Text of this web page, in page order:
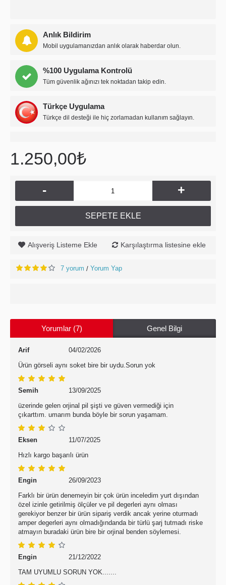
Anlık Bildirim
Mobil uygulamanızdan anlık olarak haberdar olun.
%100 Uygulama Kontrolü
Tüm güvenlik ağınızı tek noktadan takip edin.
Türkçe Uygulama
Türkçe dil desteği ile hiç zorlamadan kullanım sağlayın.
1.250,00₺
- +
SEPETE EKLE
Alışveriş Listeme Ekle Karşılaştırma listesine ekle
7 yorum / Yorum Yap
Yorumlar (7) Genel Bilgi
Arif
04/02/2026
Ürün görseli aynı soket bire bir uydu.Sorun yok
Semih
13/09/2025
üzerinde gelen orjinal pil şişti ve güven vermediği için
çıkarttım. umarım bunda böyle bir sorun yaşamam.
Eksen
11/07/2025
Hızlı kargo başarılı ürün
Engin
26/09/2023
Farklı bir ürün denemeyin bir çok ürün inceledim yurt dışından
özel izinle getirilmiş ölçüler ve pil degerleri aynı olması
gerekiyor benzer bir ürün sipariş verdik ancak yerine oturmadı
amper degerleri aynı olmadığındanda bir türlü şarj tutmadı riske
atmayın buradaki ürün bire bir orjinal benden söylemesi.
Engin
21/12/2022
TAM UYUMLU SORUN YOK.......